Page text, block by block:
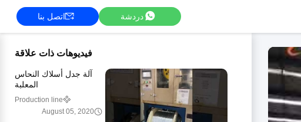
دردشة اتصل بنا
فيديوهات ذات علاقة
آلة جدل أسلاك النحاس
المعلبة
Production line
August 05, 2020